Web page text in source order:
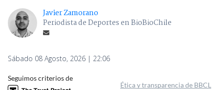
Javier Zamorano
Periodista de Deportes en BioBioChile
Sábado 08 Agosto, 2026 | 22:06
Seguimos criterios de
Ética y transparencia de BBCL